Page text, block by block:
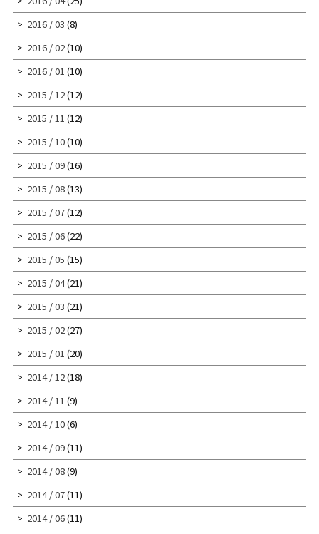
2016 / 03 (8)
2016 / 02(10)
2016 / 01 (10)
2015 / 12(12)
2015 / 11 (12)
2015 / 10(10)
2015 / 09(16)
2015 / 08(13)
2015 / 07(12)
2015 / 06(22)
2015 / 05 (15)
2015 / 04(21)
2015 / 03 (21)
2015 / 02(27)
2015 / 01 (20)
2014 / 12(18)
2014 / 11 (9)
2014 / 10(6)
2014 / 09(11)
2014 / 08(9)
2014 / 07(11)
2014 / 06(11)